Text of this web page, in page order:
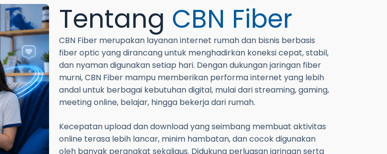
Tentang CBN Fiber
CBN Fiber merupakan layanan internet rumah dan bisnis berbasis
fiber optic yang dirancang untuk menghadirkan koneksi cepat, stabil,
dan nyaman digunakan setiap hari. Dengan dukungan jaringan fiber
murni, CBN Fiber mampu memberikan performa internet yang lebih
andal untuk berbagai kebutuhan digital, mulai dari streaming, gaming,
meeting online, belajar, hingga bekerja dari rumah.
Kecepatan upload dan download yang seimbang membuat aktivitas
online terasa lebih lancar, minim hambatan, dan cocok digunakan
oleh banyak perangkat sekaligus. Didukung perluasan jaringan serta